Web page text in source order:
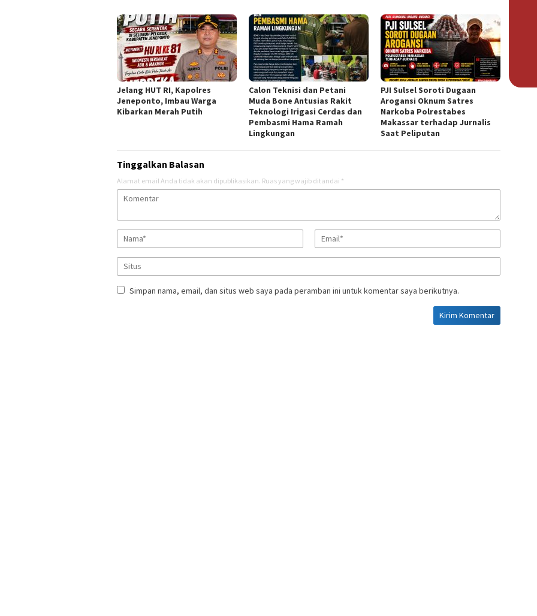
Jelang HUT RI, Kapolres
Jeneponto, Imbau Warga
Kibarkan Merah Putih
Calon Teknisi dan Petani
Muda Bone Antusias Rakit
Teknologi Irigasi Cerdas dan
Pembasmi Hama Ramah
Lingkungan
PJI Sulsel Soroti Dugaan
Arogansi Oknum Satres
Narkoba Polrestabes
Makassar terhadap Jurnalis
Saat Peliputan
Tinggalkan Balasan
Alamat email Anda tidak akan dipublikasikan. Ruas yang wajib ditandai *
Simpan nama, email, dan situs web saya pada peramban ini untuk komentar saya berikutnya.